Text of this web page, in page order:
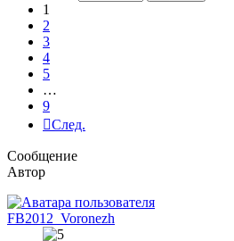
1
2
3
4
5
…
9
След.
Сообщение
Автор
FB2012_Voronezh